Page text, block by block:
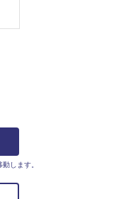
します。